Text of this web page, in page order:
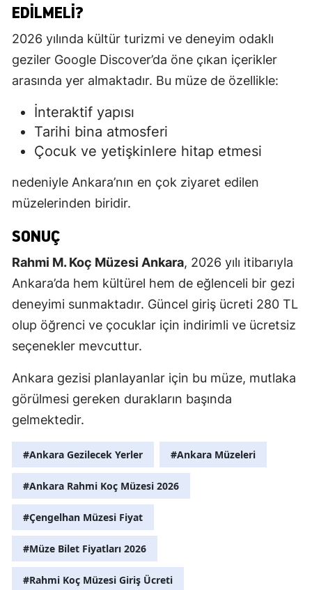
EDILMELI?
2026 yılında kültür turizmi ve deneyim odaklı
geziler Google Discover’da öne çıkan içerikler
arasında yer almaktadır. Bu müze de özellikle:
İnteraktif yapısı
Tarihi bina atmosferi
Çocuk ve yetişkinlere hitap etmesi
nedeniyle Ankara’nın en çok ziyaret edilen
müzelerinden biridir.
SONUÇ
Rahmi M. Koç Müzesi Ankara, 2026 yılı itibarıyla
Ankara’da hem kültürel hem de eğlenceli bir gezi
deneyimi sunmaktadır. Güncel giriş ücreti 280 TL
olup öğrenci ve çocuklar için indirimli ve ücretsiz
seçenekler mevcuttur.
Ankara gezisi planlayanlar için bu müze, mutlaka
görülmesi gereken durakların başında
gelmektedir.
#Ankara Gezilecek Yerler #Ankara Müzeleri
#Ankara Rahmi Koç Müzesi 2026
#Çengelhan Müzesi Fiyat
#Müze Bilet Fiyatları 2026
#Rahmi Koç Müzesi Giriş Ücreti